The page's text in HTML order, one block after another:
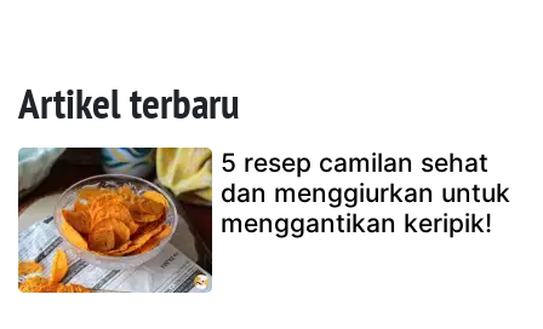
Artikel terbaru
5 resep camilan sehat
dan menggiurkan untuk
menggantikan keripik!